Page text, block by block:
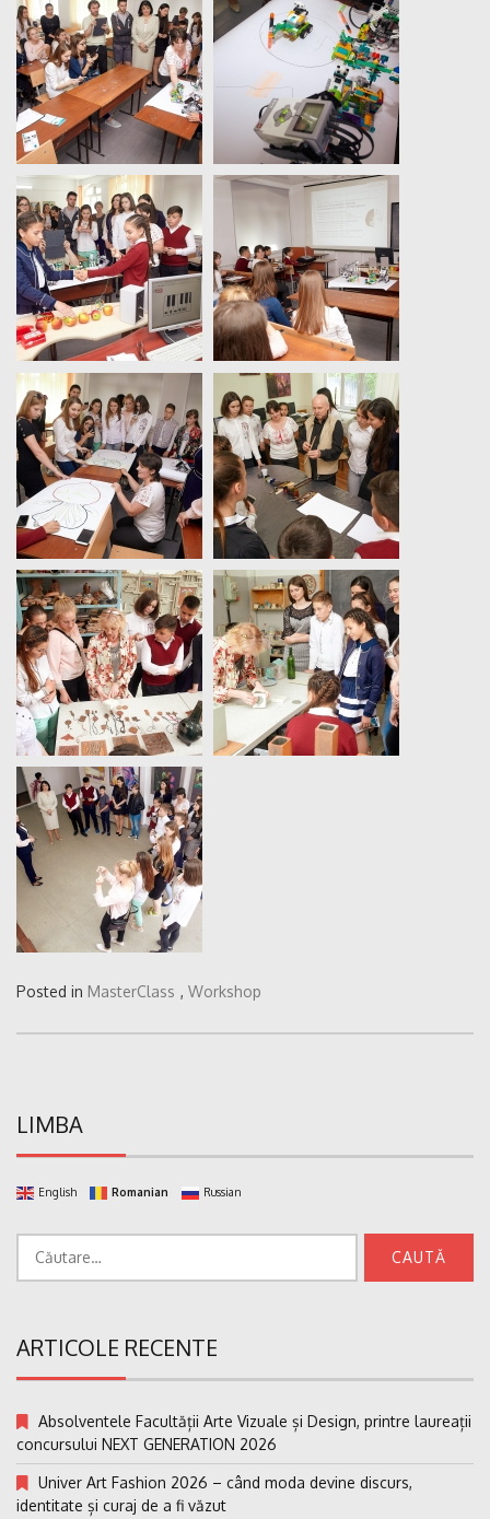
Posted in MasterClass , Workshop
LIMBA
English Romanian Russian
după:
ARTICOLE RECENTE
Absolventele Facultății Arte Vizuale și Design, printre laureații
concursului NEXT GENERATION 2026
Univer Art Fashion 2026 – când moda devine discurs,
identitate și curaj de a fi văzut